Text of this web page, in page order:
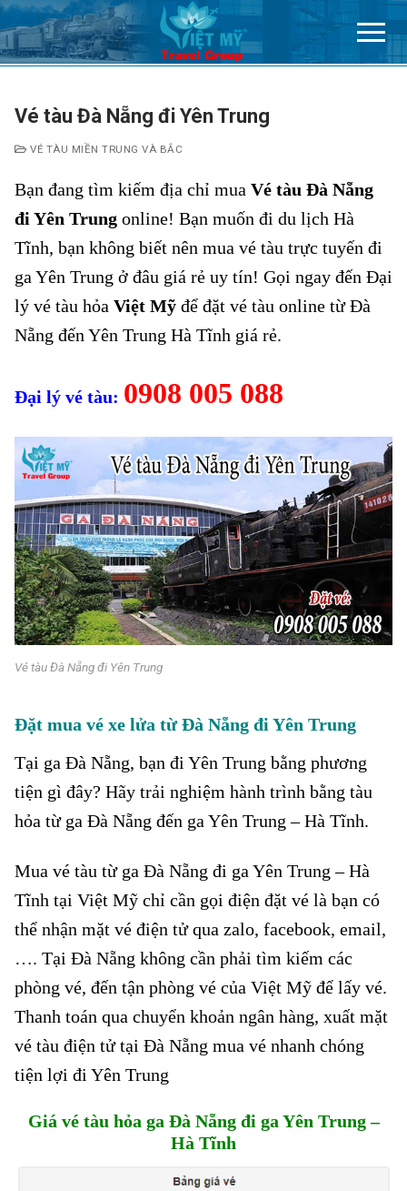
Chuyển
đến
nội
Vé tàu Đà Nẵng đi Yên Trung
VÉ TÀU MIỀN TRUNG VÀ BẮC
Bạn đang tìm kiếm địa chỉ mua Vé tàu Đà Nẵng
đi Yên Trung online! Bạn muốn đi du lịch Hà
Tĩnh, bạn không biết nên mua vé tàu trực tuyến đi
ga Yên Trung ở đâu giá rẻ uy tín! Gọi ngay đến Đại
lý vé tàu hỏa Việt Mỹ để đặt vé tàu online từ Đà
Nẵng đến Yên Trung Hà Tĩnh giá rẻ.
Đại lý vé tàu: 0908 005 088
Vé tàu Đà Nẵng đi Yên Trung
Đặt mua vé xe lửa từ Đà Nẵng đi Yên Trung
Tại ga Đà Nẵng, bạn đi Yên Trung bằng phương
tiện gì đây? Hãy trải nghiệm hành trình bằng tàu
hỏa từ ga Đà Nẵng đến ga Yên Trung – Hà Tĩnh.
Mua vé tàu từ ga Đà Nẵng đi ga Yên Trung – Hà
Tĩnh tại Việt Mỹ chỉ cần gọi điện đặt vé là bạn có
thể nhận mặt vé điện tử qua zalo, facebook, email,
…. Tại Đà Nẵng không cần phải tìm kiếm các
phòng vé, đến tận phòng vé của Việt Mỹ để lấy vé.
Thanh toán qua chuyển khoản ngân hàng, xuất mặt
vé tàu điện tử tại Đà Nẵng mua vé nhanh chóng
tiện lợi đi Yên Trung
Giá vé tàu hỏa ga Đà Nẵng đi ga Yên Trung –
Hà Tĩnh